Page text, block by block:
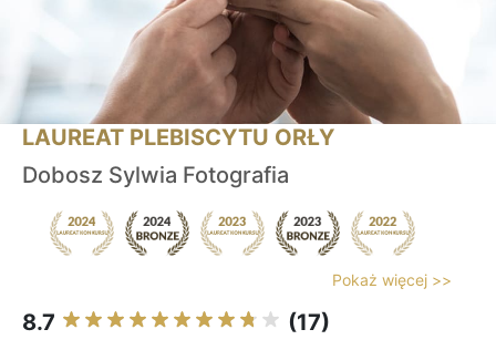
LAUREAT PLEBISCYTU ORŁY
Dobosz Sylwia Fotografia
Pokaż więcej >>
8.7 (17)